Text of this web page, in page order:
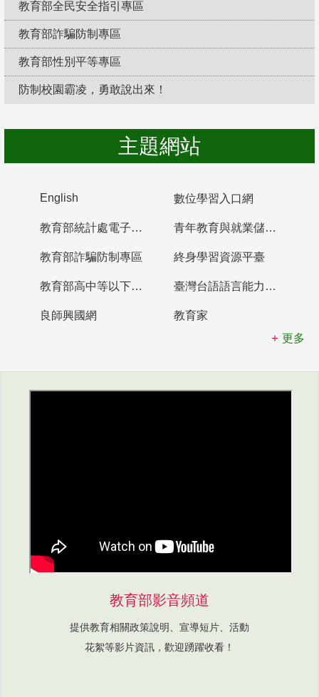
教育部全民安全指引專區
教育部詐騙防制專區
教育部性別平等專區
防制校園霸凌，勇敢說出來！
主題網站
English 數位學習入口網
教育部統計處電子書櫃 青年教育與就業儲蓄帳戶
教育部詐騙防制專區 終身學習資源平臺
教育部高中等以下學校及幼兒園教師資格檢定考試 臺灣台語語言能力認證網站
良師興國網
教育家
更多
教育部影音頻道
提供教育相關政策說明、宣導短片、活動
花絮等影片資訊，歡迎踴躍收看！